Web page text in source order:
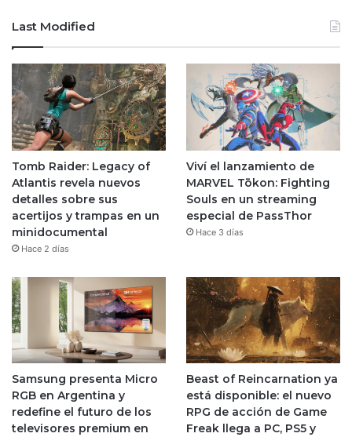
Last Modified
Tomb Raider: Legacy of
Atlantis revela nuevos
detalles sobre sus
acertijos y trampas en un
minidocumental
Hace 2 días
Viví el lanzamiento de
MARVEL Tōkon: Fighting
Souls en un streaming
especial de PassThor
Hace 3 días
Samsung presenta Micro
RGB en Argentina y
redefine el futuro de los
televisores premium en
Beast of Reincarnation ya
está disponible: el nuevo
RPG de acción de Game
Freak llega a PC, PS5 y